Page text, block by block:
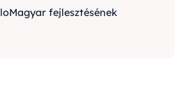
fejlesztésének